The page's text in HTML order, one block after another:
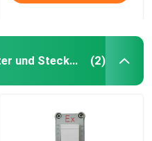
Explosionssichere Schalter und Steckdosen (2)